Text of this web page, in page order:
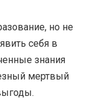
но не
себя в
знания
мертвый